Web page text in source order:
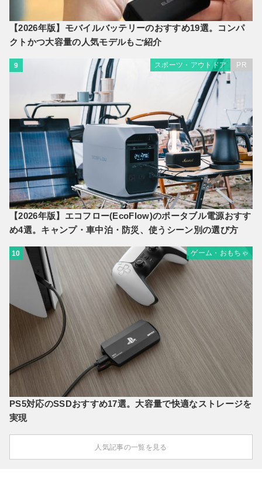
【2026年版】モバイルバッテリーのおすすめ19選。コンパ
クトかつ大容量の人気モデルもご紹介
9 スポーツ・アウトドア PR
【2026年版】エコフロー(EcoFlow)のポータブル電源おすす
め4選。キャンプ・車中泊・防災、使うシーン別の選び方
10 ゲーム・おもちゃ
PS5対応のSSDおすすめ17選。大容量で快適なストレージを
実現
人気記事の一覧を見る